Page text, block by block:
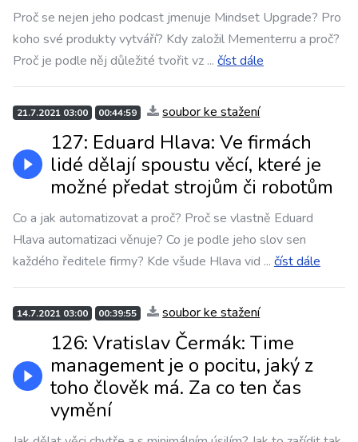
Proč se nejen jeho podcast jmenuje Mindset Upgrade? Pro
koho své produkty vytváří? Kdy založil Mementerru a proč?
Proč je podle něj důležité tvořit vz ... číst dále
21.7.2021 03:00 00:44:59 soubor ke stažení
127: Eduard Hlava: Ve firmách
lidé dělají spoustu věcí, které je
možné předat strojům či robotům
Co a jak automatizovat a proč? Proč se vlastně Eduard
Hlava automatizaci věnuje? Co je podle jeho slov sen
každého ředitele firmy? Kde všude Hlava vid ... číst dále
14.7.2021 03:00 00:39:55 soubor ke stažení
126: Vratislav Čermák: Time
management je o pocitu, jaký z
toho člověk má. Za co ten čas
vymění